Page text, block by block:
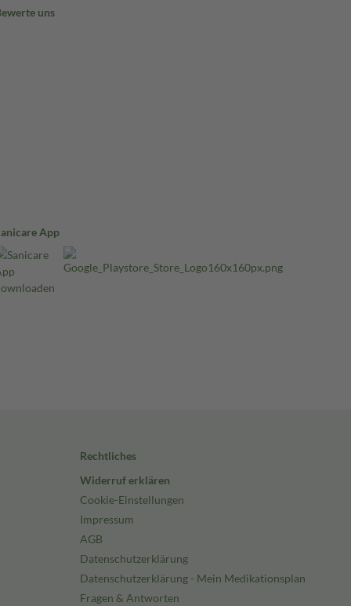
uns
App
Rechtliches
Widerruf erklären
Cookie-Einstellungen
Impressum
AGB
Datenschutzerklärung
Datenschutzerklärung - Mein Medikationsplan
Fragen & Antworten